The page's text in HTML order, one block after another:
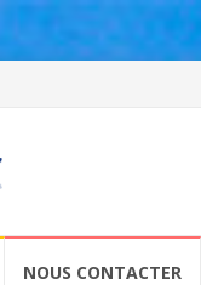
NOUS CONTACTER